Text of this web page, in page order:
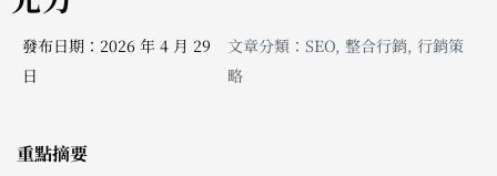
發布日期：2026 年 4 月 29
日
文章分類： SEO, 整合行銷, 行銷策
略
重點摘要